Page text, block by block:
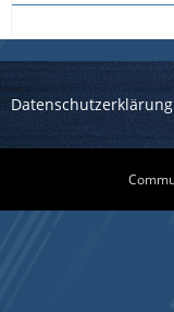
Datenschutzerklärung